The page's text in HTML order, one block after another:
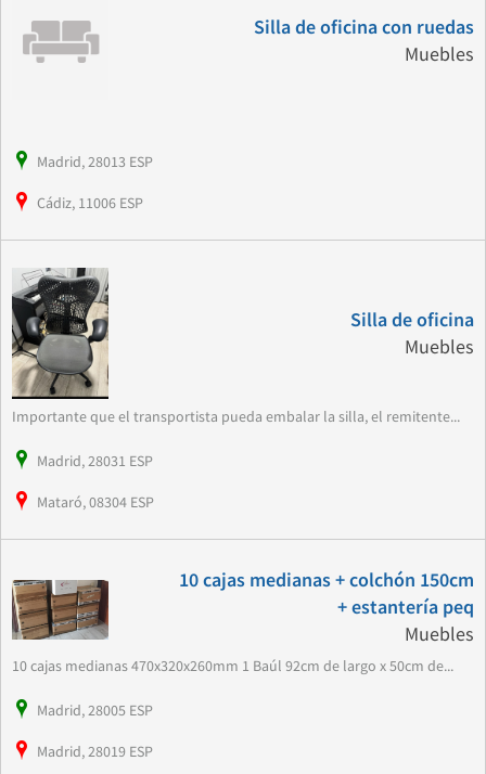
Silla de oficina con ruedas
Muebles
Madrid, 28013 ESP
Cádiz, 11006 ESP
Silla de oficina
Muebles
Importante que el transportista pueda embalar la silla, el remitente...
Madrid, 28031 ESP
Mataró, 08304 ESP
10 cajas medianas + colchón 150cm
+ estantería peq
Muebles
10 cajas medianas 470x320x260mm 1 Baúl 92cm de largo x 50cm de...
Madrid, 28005 ESP
Madrid, 28019 ESP